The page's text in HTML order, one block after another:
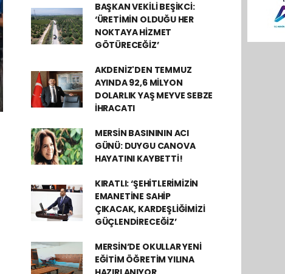
BAŞKAN VEKİLİ BEŞİKCİ:
‘ÜRETİMİN OLDUĞU HER
NOKTAYA HİZMET
GÖTÜRECEĞİZ’
AKDENİZ'DEN TEMMUZ
AYINDA 92,6 MİLYON
DOLARLIK YAŞ MEYVE SEBZE
İHRACATI
MERSİN BASINININ ACI
GÜNÜ: DUYGU CANOVA
HAYATINI KAYBETTİ!
KIRATLI: ‘ŞEHİTLERİMİZİN
EMANETİNE SAHİP
ÇIKACAK, KARDEŞLİĞİMİZİ
GÜÇLENDİRECEĞİZ’
MERSİN’DE OKULLAR YENİ
EĞİTİM ÖĞRETİM YILINA